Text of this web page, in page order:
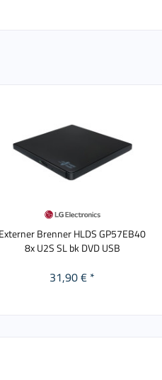
Externer Brenner HLDS GP57EB40
8x U2S SL bk DVD USB
31,90 € *